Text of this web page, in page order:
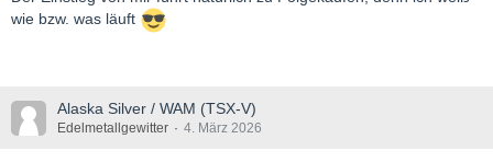
wie bzw. was läuft
Alaska Silver / WAM (TSX-V)
Edelmetallgewitter 4. März 2026